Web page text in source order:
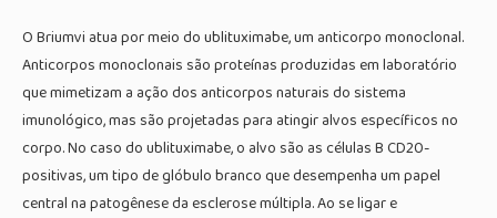
O Briumvi atua por meio do ublituximabe, um anticorpo monoclonal.
Anticorpos monoclonais são proteínas produzidas em laboratório
que mimetizam a ação dos anticorpos naturais do sistema
imunológico, mas são projetadas para atingir alvos específicos no
corpo. No caso do ublituximabe, o alvo são as células B CD20-
positivas, um tipo de glóbulo branco que desempenha um papel
central na patogênese da esclerose múltipla. Ao se ligar e